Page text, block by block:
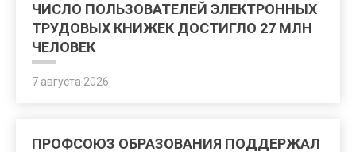
ЧИСЛО ПОЛЬЗОВАТЕЛЕЙ ЭЛЕКТРОННЫХ
ТРУДОВЫХ КНИЖЕК ДОСТИГЛО 27 МЛН
ЧЕЛОВЕК
7 августа 2026
ПРОФСОЮЗ ОБРАЗОВАНИЯ ПОДДЕРЖАЛ